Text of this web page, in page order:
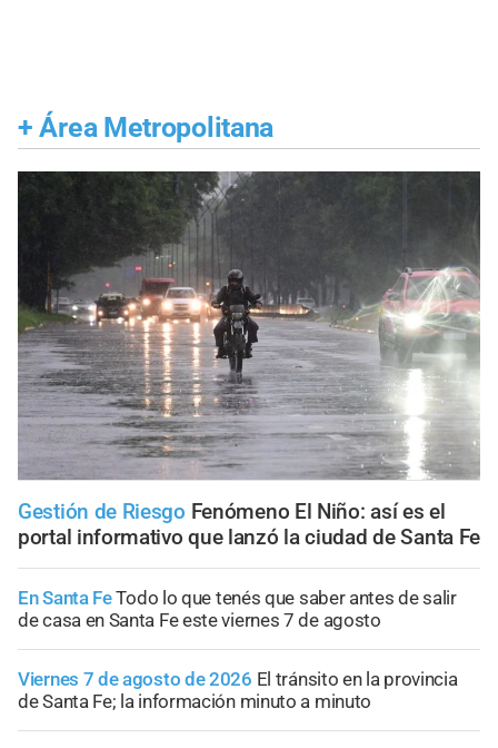
+ Área Metropolitana
Gestión de Riesgo Fenómeno El Niño: así es el
portal informativo que lanzó la ciudad de Santa Fe
En Santa FeTodo lo que tenés que saber antes de salir
de casa en Santa Fe este viernes 7 de agosto
Viernes 7 de agosto de 2026 El tránsito en la provincia
de Santa Fe; la información minuto a minuto